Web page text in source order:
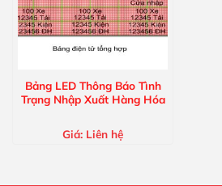
Bảng LED Thông Báo Tình
Trạng Nhập Xuất Hàng Hóa
Giá: Liên hệ